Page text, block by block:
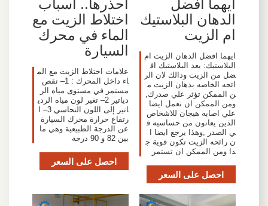
الدهان البلاستيك
ام الزيت
ايهما افضل الدهان الزيت ام
البلاستيك: يعد البلاستيك اف
ضل من الزيت وذالك لان الر
ائحه الخاصه بدهان الزيت م
ن الممكن تؤثر علي صدرك,
ومن الممكن ان تعمل ايضا
علي اصابه هيجان للاشخاص
الذين يعانون من حساسيه ف
ي الصدر ,وهذا يرجع ايضا ا
ن رائحه الزيت تكون قوية ج
دا ومن الممكن ان تستمر
احصل على السعر
اختلاط الزيت مع
الماء في محرك
السيارة
علامات اختلاط الزيت مع الم
اء داخل المحرك : 1– نقص
مستمر في مستوى مياه الر
دياتير 2– تغير لون مياه الردي
اتير إلى اللون النحاسي 3– ا
رتفاع حرارة محرك السيارة
عن الدرجة الطبيعية وهي ما
بين 82 و 90 درجة
احصل على السعر